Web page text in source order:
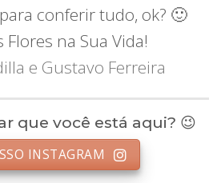
conferir tudo, ok? 🙂
Flores na Sua Vida!
e Gustavo Ferreira
que você está aqui? 😉
INSTAGRAM